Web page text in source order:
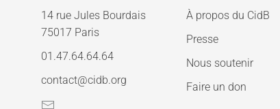
14 rue Jules Bourdais
75017 Paris
01.47.64.64.64
contact@cidb.org
À propos du CidB
Presse
Nous soutenir
Faire un don